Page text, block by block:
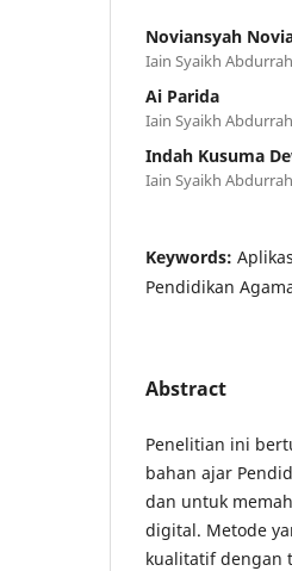
Noviansyah
Iain Syaikh
Ai Parida
Iain Syaikh
Indah Kusuma
Iain Syaikh
Keywords:
Pendidikan
Abstract
Penelitian ini
bahan ajar
dan untuk
digital. Metode
kualitatif dengan